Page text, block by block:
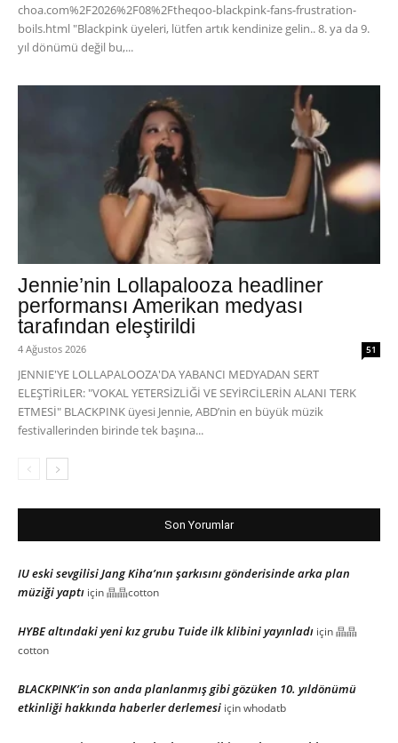
choa.com%2F2026%2F08%2Ftheqoo-blackpink-fans-frustration-
boils.html "Blackpink üyeleri, lütfen artık kendinize gelin.. 8. ya da 9.
yıl dönümü değil bu,...
Jennie’nin Lollapalooza headliner
performansı Amerikan medyası
tarafından eleştirildi
4 Ağustos 2026 51
JENNIE'YE LOLLAPALOOZA'DA YABANCI MEDYADAN SERT
ELEŞTİRİLER: "VOKAL YETERSİZLİĞİ VE SEYİRCİLERİN ALANI TERK
ETMESİ" BLACKPINK üyesi Jennie, ABD’nin en büyük müzik
festivallerinden birinde tek başına...
Son Yorumlar
IU eski sevgilisi Jang Kiha’nın şarkısını gönderisinde arka plan
müziği yaptı için晶晶cotton
HYBE altındaki yeni kız grubu Tuide ilk klibini yayınladı için晶晶
cotton
BLACKPINK’in son anda planlanmış gibi gözüken 10. yıldönümü
etkinliği hakkında haberler derlemesi içinwhodatb